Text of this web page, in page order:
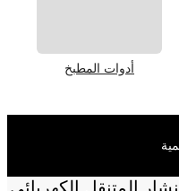
أدوات المطبخ